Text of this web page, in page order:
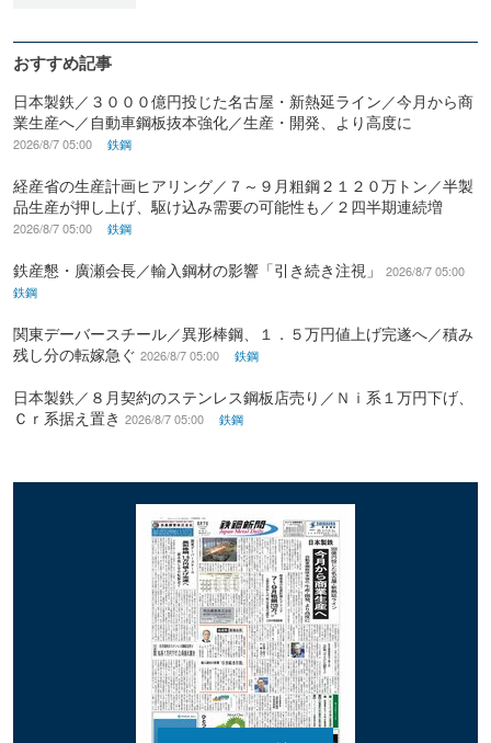
おすすめ記事
日本製鉄／３０００億円投じた名古屋・新熱延ライン／今月から商
業生産へ／自動車鋼板抜本強化／生産・開発、より高度に
2026/8/7 05:00 鉄鋼
経産省の生産計画ヒアリング／７～９月粗鋼２１２０万トン／半製
品生産が押し上げ、駆け込み需要の可能性も／２四半期連続増
2026/8/7 05:00 鉄鋼
鉄産懇・廣瀬会長／輸入鋼材の影響「引き続き注視」
2026/8/7 05:00
鉄鋼
関東デーバースチール／異形棒鋼、１．５万円値上げ完遂へ／積み
残し分の転嫁急ぐ 2026/8/7 05:00 鉄鋼
日本製鉄／８月契約のステンレス鋼板店売り／Ｎｉ系１万円下げ、
Ｃｒ系据え置き 2026/8/7 05:00 鉄鋼